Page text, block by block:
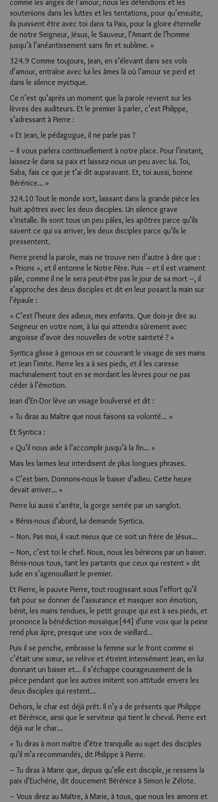
comme les anges de l’amour, nous les défendions et les
soutenions dans les luttes et les tentations, pour qu’ensuite,
ils puissent être avec toi dans ta Paix, pour la gloire éternelle
de notre Seigneur, Jésus, le Sauveur, l’Amant de l’homme
jusqu’à l’anéantissement sans fin et sublime. »
324.9 Comme toujours, Jean, en s’élevant dans ses vols
d’amour, entraîne avec lui les âmes là où l’amour se perd et
dans le silence mystique.
Ce n’est qu’après un moment que la parole revient sur les
lèvres des auditeurs. Et le premier à parler, c’est Philippe,
s’adressant à Pierre :
« Et Jean, le pédagogue, il ne parle pas ?
– Il vous parlera continuellement à notre place. Pour l’instant,
laissez-le dans sa paix et laissez-nous un peu avec lui. Toi,
Saba, fais ce que je t’ai dit auparavant. Et, toi aussi, bonne
Bérénice… »
324.10 Tout le monde sort, laissant dans la grande pièce les
huit apôtres avec les deux disciples. Un silence grave
s’installe. Ils sont tous un peu pâles, les apôtres parce qu’ils
savent ce qui va arriver, les deux disciples parce qu’ils le
pressentent.
Pierre prend la parole, mais ne trouve rien d’autre à dire que :
« Prions », et il entonne le Notre Père. Puis – et il est vraiment
pâle, comme il ne le sera peut-être pas le jour de sa mort –, il
s’approche des deux disciples et dit en leur posant la main sur
l’épaule :
« C’est l’heure des adieux, mes enfants. Que dois-je dire au
Seigneur en votre nom, à lui qui attendra sûrement avec
angoisse d’avoir des nouvelles de votre sainteté ? »
Syntica glisse à genoux en se couvrant le visage de ses mains
et Jean l’imite. Pierre les a à ses pieds, et il les caresse
machinalement tout en se mordant les lèvres pour ne pas
céder à l’émotion.
Jean d’En-Dor lève un visage boulversé et dit :
« Tu diras au Maître que nous faisons sa volonté… »
Et Syntica :
« Qu’il nous aide à l’accomplir jusqu’à la fin… »
Mais les larmes leur interdisent de plus longues phrases.
« C’est bien. Donnons-nous le baiser d’adieu. Cette heure
devait arriver… »
Pierre lui aussi s’arrête, la gorge serrée par un sanglot.
« Bénis-nous d’abord, lui demande Syntica.
– Non. Pas moi, il vaut mieux que ce soit un frère de Jésus…
– Non, c’est toi le chef. Nous, nous les bénirons par un baiser.
Bénis-nous tous, tant les partants que ceux qui restent » dit
Jude en s’agenouillant le premier.
Et Pierre, le pauvre Pierre, tout rougissant sous l’effort qu’il
fait pour se donner de l’assurance et masquer son émotion,
bénit, les mains tendues, le petit groupe qui est à ses pieds, et
prononce la bénédiction mosaïque[44] d’une voix que la peine
rend plus âpre, presque une voix de vieillard…
Puis il se penche, embrasse la femme sur le front comme si
c’était une sœur, se relève et étreint intensément Jean, en lui
donnant un baiser et… il s’échappe courageusement de la
pièce pendant que les autres imitent son attitude envers les
deux disciples qui restent…
Dehors, le char est déjà prêt. Il n’y a de présents que Philippe
et Bérénice, ainsi que le serviteur qui tient le cheval. Pierre est
déjà sur le char…
« Tu diras à mon maître d’être tranquille au sujet des disciples
qu’il m’a recommandés, dit Philippe à Pierre.
– Tu diras à Marie que, depuis qu’elle est disciple, je ressens la
paix d’Euchérie, dit doucement Bérénice à Simon le Zélote.
– Vous direz au Maître, à Marie, à tous, que nous les aimons et